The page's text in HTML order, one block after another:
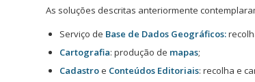
As soluções descritas anteriormente
Serviço de Base de Dados Geográficos:
Cartografia: produção de mapas;
Cadastroe Conteúdos Editoriais: recolha e